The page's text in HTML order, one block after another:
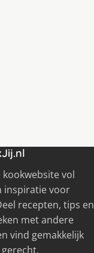
kookwebsite vol
inspiratie voor
recepten, tips en
met andere
vind gemakkelijk